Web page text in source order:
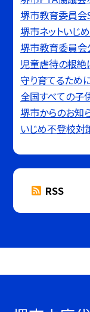
堺市教育委員会
堺市ネットいじ
堺市教育委員会
児童虐待の根絶
守り育てるため
全国すべての子
堺市からのお知
いじめ不登校
RSS